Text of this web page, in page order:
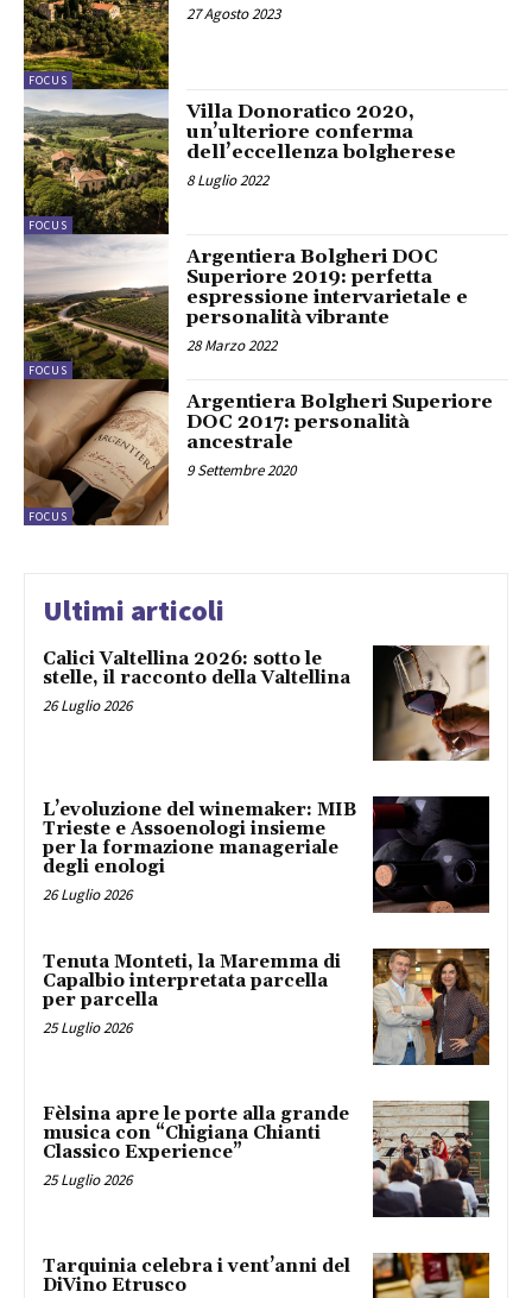
FOCUS
27 Agosto 2023
FOCUS
Villa Donoratico 2020,
un’ulteriore conferma
dell’eccellenza bolgherese
8 Luglio 2022
FOCUS
Argentiera Bolgheri DOC
Superiore 2019: perfetta
espressione intervarietale e
personalità vibrante
28 Marzo 2022
FOCUS
Argentiera Bolgheri Superiore
DOC 2017: personalità
ancestrale
9 Settembre 2020
Ultimi articoli
Calici Valtellina 2026: sotto le
stelle, il racconto della Valtellina
26 Luglio 2026
L’evoluzione del winemaker: MIB
Trieste e Assoenologi insieme
per la formazione manageriale
degli enologi
26 Luglio 2026
Tenuta Monteti, la Maremma di
Capalbio interpretata parcella
per parcella
25 Luglio 2026
Fèlsina apre le porte alla grande
musica con “Chigiana Chianti
Classico Experience”
25 Luglio 2026
Tarquinia celebra i vent’anni del
DiVino Etrusco